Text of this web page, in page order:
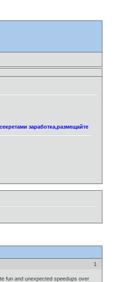
заработка,размещайте
1
fun and unexpected speedups over